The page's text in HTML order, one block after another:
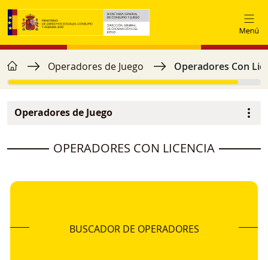
Pasar al contenido principal
Ruta de navegación
home Operadores de Juego Operadores Con
Operadores de Juego
OPERADORES CON LICENCIA
BUSCADOR DE OPERADORES